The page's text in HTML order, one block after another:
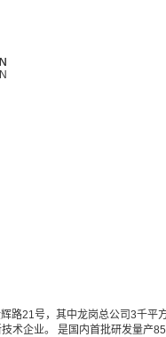
21号，其中龙岗总公司3千
企业。 是国内首批研发量产